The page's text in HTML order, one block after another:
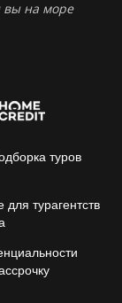
вы на море
туров
турагентств